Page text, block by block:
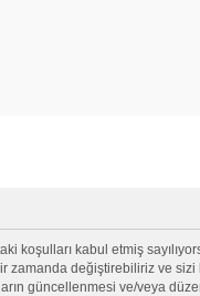
koşulları kabul etmiş
zamanda değiştirebiliriz ve
güncellenmesi ve/veya